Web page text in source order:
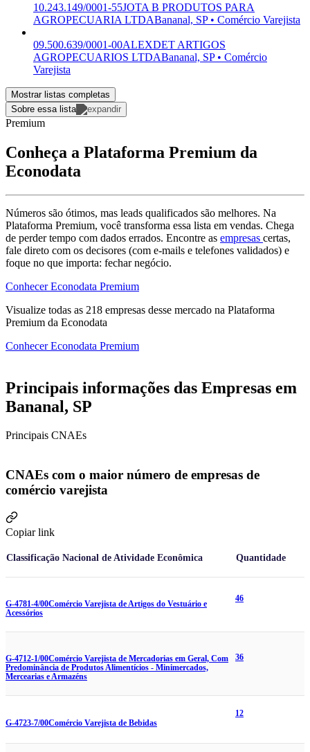
10.243.149/0001-55JOTA B PRODUTOS PARA
AGROPECUARIA LTDABananal, SP • Comércio Varejista
09.500.639/0001-00ALEXDET ARTIGOS
AGROPECUARIOS LTDABananal, SP • Comércio
Varejista
Mostrar listas completas
Sobre essa lista
Premium
Conheça a Plataforma Premium da
Econodata
Números são ótimos, mas leads qualificados são melhores. Na
Plataforma Premium, você transforma essa lista em vendas. Chega
de perder tempo com dados errados. Encontre as empresas certas,
fale direto com os decisores (com e-mails e telefones validados) e
foque no que importa: fechar negócio.
Conhecer Econodata Premium
Visualize todas as 218 empresas desse mercado na Plataforma
Premium da Econodata
Conhecer Econodata Premium
Principais informações das Empresas em
Bananal, SP
Principais CNAEs
CNAEs com o maior número de empresas de
comércio varejista
Copiar link
Classificação Nacional de Atividade Econômica Quantidade
G-4781-4/00Comércio Varejista de Artigos do Vestuário e
Acessórios
46
G-4712-1/00Comércio Varejista de Mercadorias em Geral, Com
Predominância de Produtos Alimentícios - Minimercados,
Mercearias e Armazéns
36
G-4723-7/00Comércio Varejista de Bebidas
12